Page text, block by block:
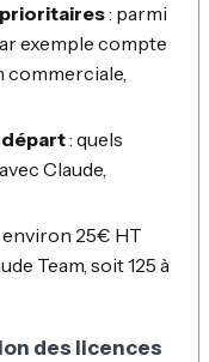
prioritaires: parmi
exemple compte
commerciale,
: quels
Claude,
environ 25€ HT
Team, soit 125 à
des licences